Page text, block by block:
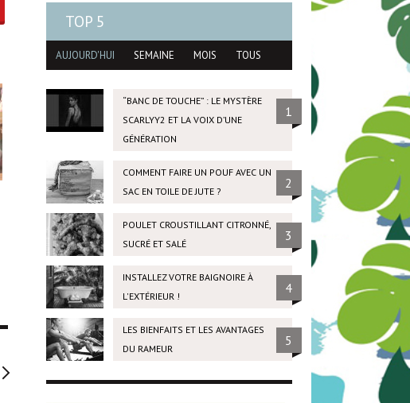
TOP 5
AUJOURD'HUI SEMAINE MOIS TOUS
“BANC DE TOUCHE” : LE MYSTÈRE
SCARLYY2 ET LA VOIX D’UNE
GÉNÉRATION
1
COMMENT FAIRE UN POUF AVEC UN
SAC EN TOILE DE JUTE ?
2
POULET CROUSTILLANT CITRONNÉ,
SUCRÉ ET SALÉ
3
INSTALLEZ VOTRE BAIGNOIRE À
L'EXTÉRIEUR !
4
LES BIENFAITS ET LES AVANTAGES
DU RAMEUR
5